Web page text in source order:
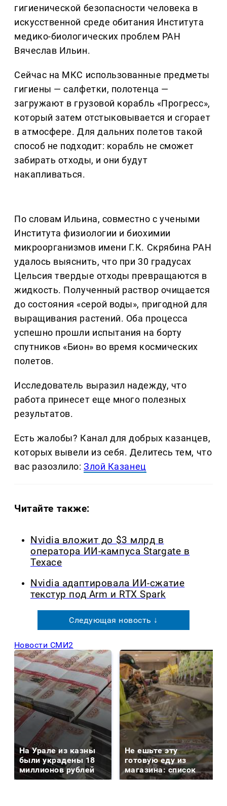
гигиенической безопасности человека в
искусственной среде обитания Института
медико-биологических проблем РАН
Вячеслав Ильин.
Сейчас на МКС использованные предметы
гигиены — салфетки, полотенца —
загружают в грузовой корабль «Прогресс»,
который затем отстыковывается и сгорает
в атмосфере. Для дальних полетов такой
способ не подходит: корабль не сможет
забирать отходы, и они будут
накапливаться.
По словам Ильина, совместно с учеными
Института физиологии и биохимии
микроорганизмов имени Г.К. Скрябина РАН
удалось выяснить, что при 30 градусах
Цельсия твердые отходы превращаются в
жидкость. Полученный раствор очищается
до состояния «серой воды», пригодной для
выращивания растений. Оба процесса
успешно прошли испытания на борту
спутников «Бион» во время космических
полетов.
Исследователь выразил надежду, что
работа принесет еще много полезных
результатов.
Есть жалобы? Канал для добрых казанцев,
которых вывели из себя. Делитеcь тем, что
вас разозлило:Злой Казанец
Читайте также:
Nvidia вложит до $3 млрд в
оператора ИИ-кампуса Stargate в
Техасе
Nvidia адаптировала ИИ-сжатие
текстур под Arm и RTX Spark
Следующая новость ↓
Новости СМИ2
На Урале из казны
были украдены 18
миллионов рублей
Не ешьте эту
готовую еду из
магазина: список